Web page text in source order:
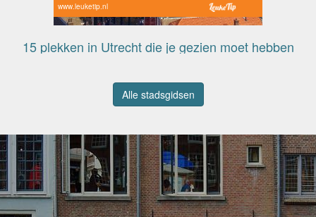
www.leuketip.nl
15 plekken in Utrecht die je gezien moet hebben
Alle stadsgidsen